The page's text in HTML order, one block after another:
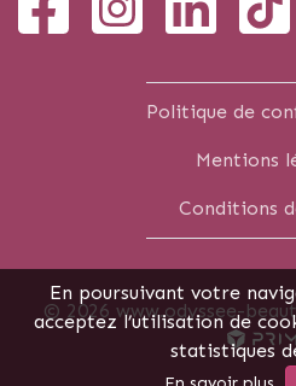
Politique de
Mentions
Conditions
© 2026 www.odyssee-
En poursuivant votre
acceptez l’utilisation de
statistiques